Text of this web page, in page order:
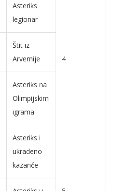
Asteriks
legionar
4
Štit iz
Arvernije
Asteriks na
Olimpijskim
igrama
Asteriks i
ukradeno
kazanče